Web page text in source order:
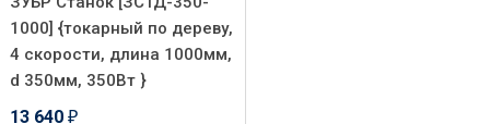
1000] {токарный по дереву,
4 скорости, длина 1000мм,
d 350мм, 350Вт }
13 640 ₽